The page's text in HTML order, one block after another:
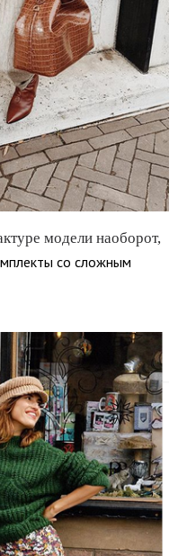
модели наоборот,
со сложным